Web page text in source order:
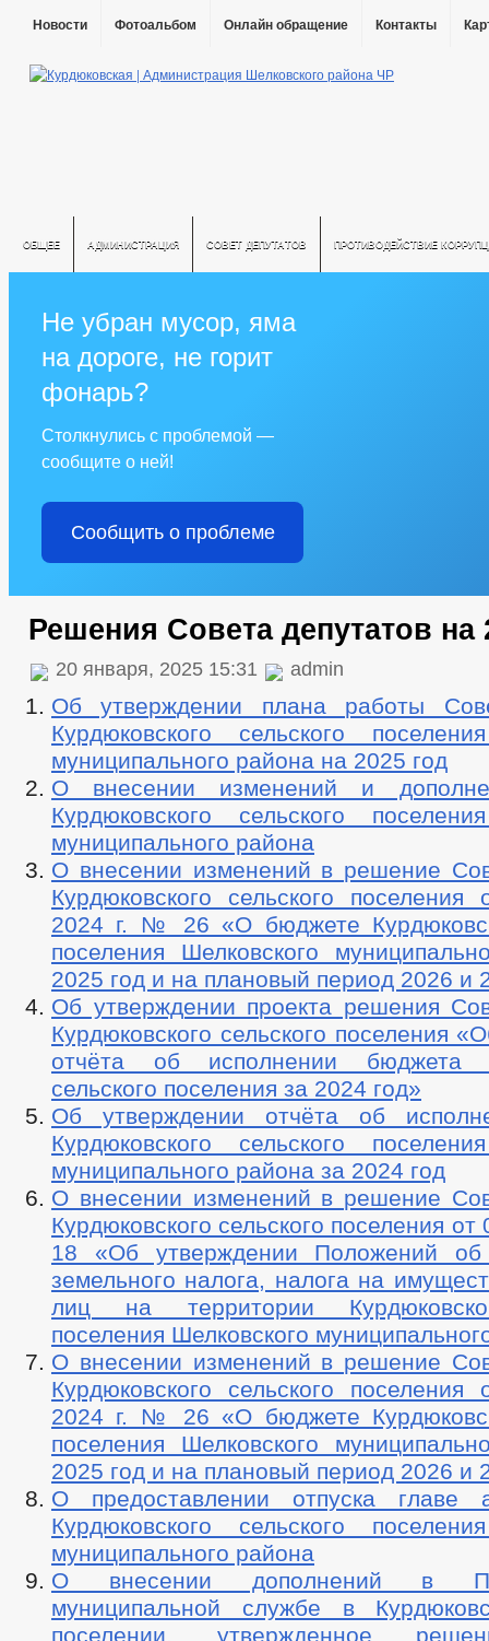
Новости Фотоальбом Онлайн обращение Контакты
ОБЩЕЕ АДМИНИСТРАЦИЯ СОВЕТ ДЕПУТАТОВ ПРОТИВОДЕЙСТВИЕ
Не убран мусор, яма
на дороге, не горит
фонарь?
Столкнулись с проблемой —
сообщите о ней!
Сообщить о проблеме
Решения Совета депутатов на
20 января, 2025 15:31 admin
Об утверждении плана работы
Курдюковского сельского
муниципального района на 2025 год
О внесении изменений и
Курдюковского сельского
муниципального района
О внесении изменений в решение
Курдюковского сельского
2024 г. № 26 «О бюджете
поселения Шелковского
2025 год и на плановый период 2026 и
Об утверждении проекта решения
Курдюковского сельского поселения
отчёта об исполнении бюджета
сельского поселения за 2024 год»
Об утверждении отчёта об
Курдюковского сельского
муниципального района за 2024 год
О внесении изменений в решение
Курдюковского сельского поселения
18 «Об утверждении Положений об
земельного налога, налога на
лиц на территории
поселения Шелковского
О внесении изменений в решение
Курдюковского сельского
2024 г. № 26 «О бюджете
поселения Шелковского
2025 год и на плановый период 2026 и
О предоставлении отпуска главе
Курдюковского сельского
муниципального района
О внесении дополнений в
муниципальной службе в
поселении, утвержденное